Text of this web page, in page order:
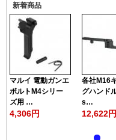
新着商品
マルイ 電動ガンエ
ボルトM4シリー
ズ用 …
4,306円
各社M16
グハンド
s…
12,622円